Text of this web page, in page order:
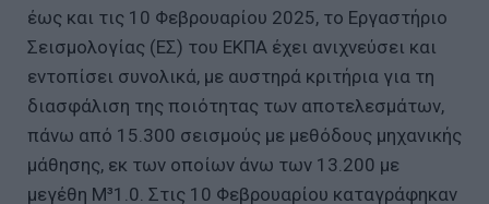
έως και τις 10 Φεβρουαρίου 2025, το Εργαστήριο
Σεισμολογίας (ΕΣ) του ΕΚΠΑ έχει ανιχνεύσει και
εντοπίσει συνολικά, με αυστηρά κριτήρια για τη
διασφάλιση της ποιότητας των αποτελεσμάτων,
πάνω από 15.300 σεισμούς με μεθόδους μηχανικής
μάθησης, εκ των οποίων άνω των 13.200 με
μεγέθη Μ³1.0. Στις 10 Φεβρουαρίου καταγράφηκαν